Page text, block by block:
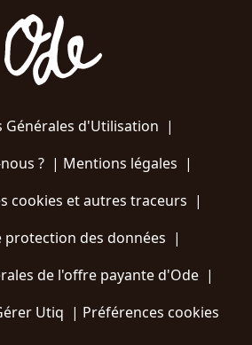
Générales d'Utilisation |
?| Mentions légales |
cookies et autres traceurs |
protection des données |
de l'offre payante d'Ode |
Utiq | Préférences cookies